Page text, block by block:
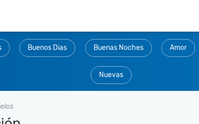
Buenos Dias Buenas Noches Amor
Nuevas